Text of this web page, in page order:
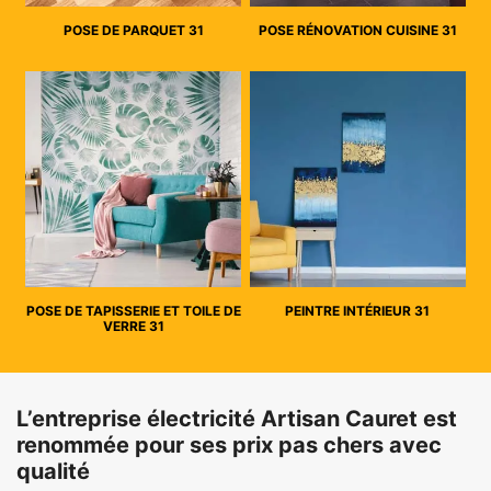
POSE DE PARQUET 31 POSE RÉNOVATION CUISINE 31
POSE DE TAPISSERIE ET TOILE DE
VERRE 31
PEINTRE INTÉRIEUR 31
L’entreprise électricité Artisan Cauret est
renommée pour ses prix pas chers avec
qualité